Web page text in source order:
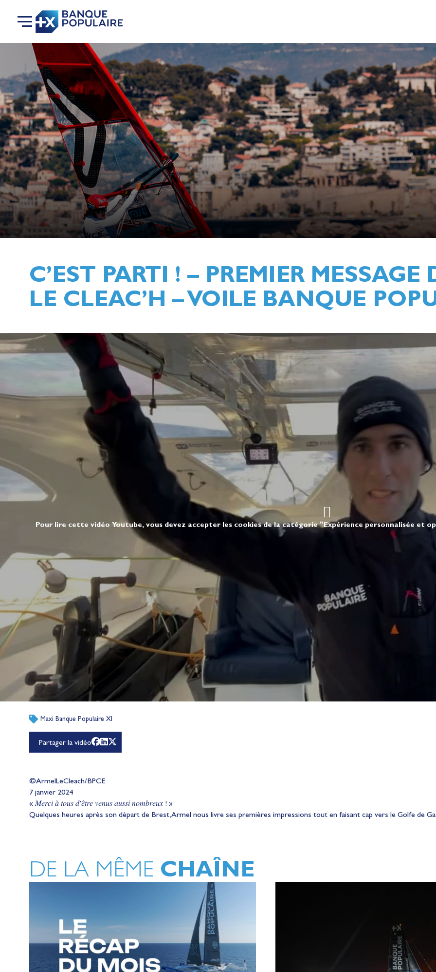
C’EST PARTI ! – PREMIER MESSAGE
LE CLEAC’H – VOILE BANQUE
Pour lire cette vidéo Youtube, vous devez accepter les cookies de la catégorie "Expérience personnalisée et
Maxi Banque Populaire XI
Partager la vidéo
©ArmelLeCleach/BPCE
7 janvier 2024
« 𝑀𝑒𝑟𝑐𝑖 𝑎̀ 𝑡𝑜𝑢𝑠 𝑑’𝑒̂𝑡𝑟𝑒 𝑣𝑒𝑛𝑢𝑠 𝑎𝑢𝑠𝑠𝑖 𝑛𝑜𝑚𝑏𝑟𝑒𝑢𝑥 ! »
Quelques heures après son départ de Brest, Armel nous livre ses premières impressions tout en faisant cap vers le Golfe de
DE LA MÊME CHAÎNE